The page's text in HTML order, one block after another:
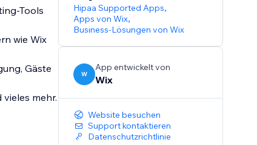
Tools
wie Wix
Gäste
mehr.
Hipaa Supported Apps,
Apps von Wix,
Business-Lösungen von Wix
W
App entwickelt von
Wix
Website besuchen
Support kontaktieren
Datenschutzrichtlinie